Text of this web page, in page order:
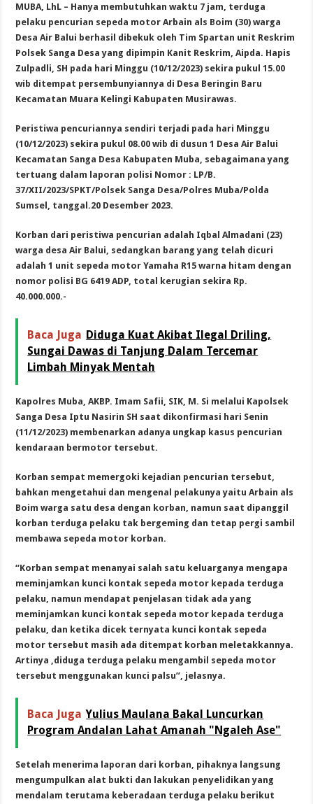
MUBA, LhL – Hanya membutuhkan waktu 7 jam, terduga
pelaku pencurian sepeda motor Arbain als Boim (30) warga
Desa Air Balui berhasil dibekuk oleh Tim Spartan unit Reskrim
Polsek Sanga Desa yang dipimpin Kanit Reskrim, Aipda. Hapis
Zulpadli, SH pada hari Minggu (10/12/2023) sekira pukul 15.00
wib ditempat persembunyiannya di Desa Beringin Baru
Kecamatan Muara Kelingi Kabupaten Musirawas.
Peristiwa pencuriannya sendiri terjadi pada hari Minggu
(10/12/2023) sekira pukul 08.00 wib di dusun 1 Desa Air Balui
Kecamatan Sanga Desa Kabupaten Muba, sebagaimana yang
tertuang dalam laporan polisi Nomor : LP/B.
37/XII/2023/SPKT/Polsek Sanga Desa/Polres Muba/Polda
Sumsel, tanggal.20 Desember 2023.
Korban dari peristiwa pencurian adalah Iqbal Almadani (23)
warga desa Air Balui, sedangkan barang yang telah dicuri
adalah 1 unit sepeda motor Yamaha R15 warna hitam dengan
nomor polisi BG 6419 ADP, total kerugian sekira Rp.
40.000.000.-
Baca Juga Diduga Kuat Akibat Ilegal Driling,
Sungai Dawas di Tanjung Dalam Tercemar
Limbah Minyak Mentah
Kapolres Muba, AKBP. Imam Safii, SIK, M. Si melalui Kapolsek
Sanga Desa Iptu Nasirin SH saat dikonfirmasi hari Senin
(11/12/2023) membenarkan adanya ungkap kasus pencurian
kendaraan bermotor tersebut.
Korban sempat memergoki kejadian pencurian tersebut,
bahkan mengetahui dan mengenal pelakunya yaitu Arbain als
Boim warga satu desa dengan korban, namun saat dipanggil
korban terduga pelaku tak bergeming dan tetap pergi sambil
membawa sepeda motor korban.
“Korban sempat menanyai salah satu keluarganya mengapa
meminjamkan kunci kontak sepeda motor kepada terduga
pelaku, namun mendapat penjelasan tidak ada yang
meminjamkan kunci kontak sepeda motor kepada terduga
pelaku, dan ketika dicek ternyata kunci kontak sepeda
motor tersebut masih ada ditempat korban meletakkannya.
Artinya ,diduga terduga pelaku mengambil sepeda motor
tersebut menggunakan kunci palsu”, jelasnya.
Baca Juga Yulius Maulana Bakal Luncurkan
Program Andalan Lahat Amanah "Ngaleh Ase"
Setelah menerima laporan dari korban, pihaknya langsung
mengumpulkan alat bukti dan lakukan penyelidikan yang
mendalam terutama keberadaan terduga pelaku berikut